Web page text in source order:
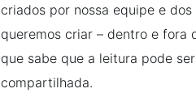
criados por nossa equipe e
queremos criar – dentro e fora
que sabe que a leitura pode
compartilhada.